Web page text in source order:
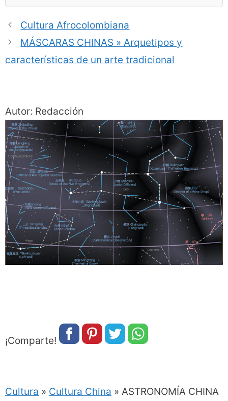
Cultura Afrocolombiana
MÁSCARAS CHINAS » Arquetipos y
características de un arte tradicional
Autor: Redacción
¡Comparte!
Cultura » Cultura China » ASTRONOMÍA CHINA